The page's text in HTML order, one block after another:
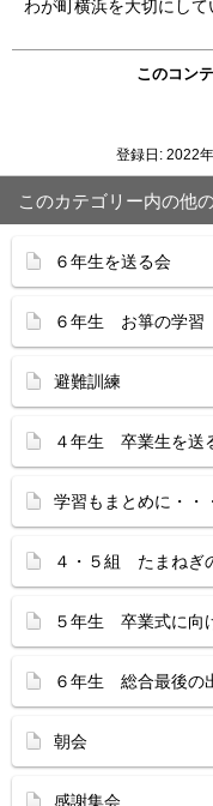
わが町横浜を大切にして
このコン
登録日: 2022
このカテゴリー内の他
６年生を送る会
６年生 お箏の学習
避難訓練
４年生 卒業生を送
学習もまとめに・・
４・５組 たまねぎ
５年生 卒業式に向
６年生 総合最後の
朝会
感謝集会